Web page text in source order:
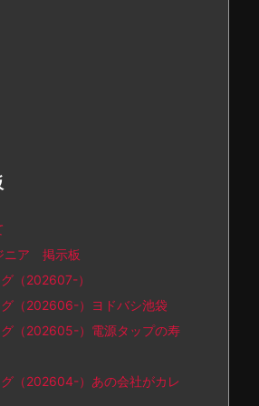
ニア 掲示板
（202607-）
（202606-）ヨドバシ池袋
（202605-）電源タップの寿
（202604-）あの会社がカレ